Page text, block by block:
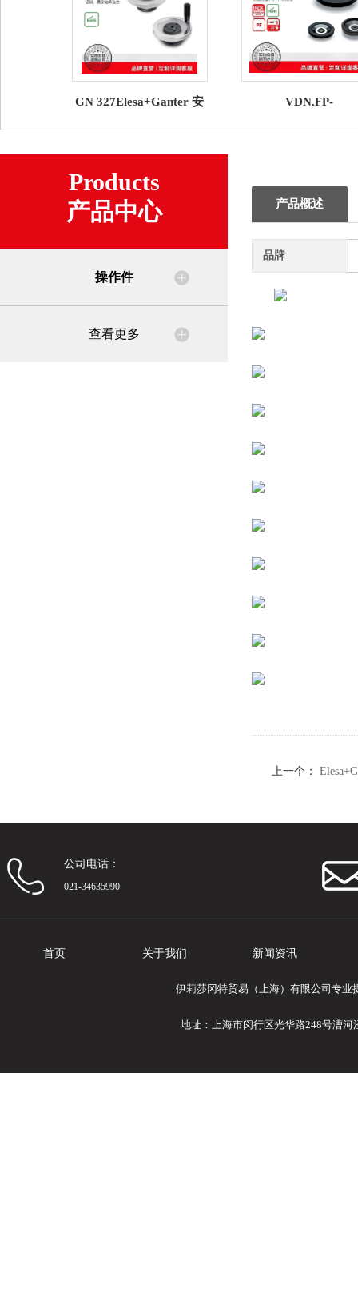
GN 327Elesa+Ganter 安
VDN.FP-
轮
Products
产品中心
操作件
查看更多
产品概述
品牌
上一个：
公司电话：
021-34635990
首页 关于我们 新闻资讯
伊莉莎冈特贸易（上海）有限公司专业
地址：上海市闵行区光华路248号漕